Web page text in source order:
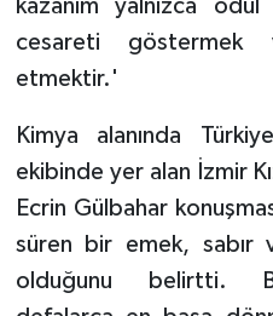
kazanım yalnızca
cesareti göstermek
etmektir.'
Kimya alanında
ekibinde yer alan İzmir
Ecrin Gülbahar
süren bir emek, sabır
olduğunu belirtti.